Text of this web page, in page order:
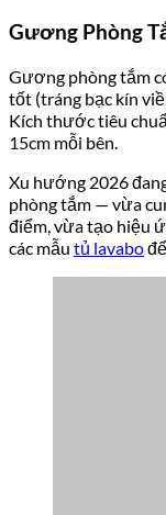
Gương Phòng
Gương phòng tắm
tốt (tráng bạc kín
Kích thước tiêu
15cm mỗi bên.
Xu hướng 2026
phòng tắm — vừa
điểm, vừa tạo hiệu
các mẫu tủ lavabo